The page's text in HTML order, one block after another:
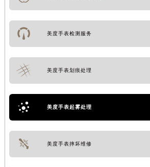
美度手表检测服务
美度手表划痕处理
美度手表起雾处理
美度手表摔坏维修